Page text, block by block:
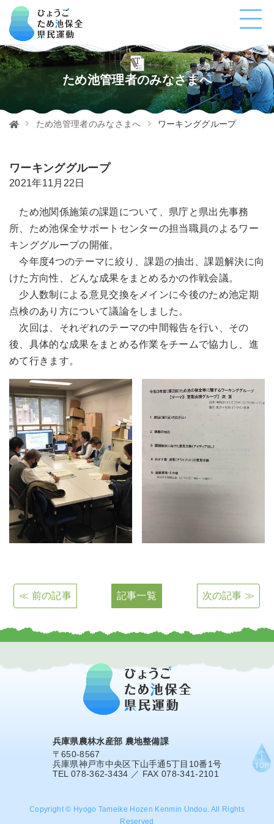
ため池管理者のみなさまへ
ため池管理者のみなさまへ ワーキンググループ
ワーキンググループ
2021年11月22日
ため池関係施策の課題について、県庁と県出先事務
所、ため池保全サポートセンターの担当職員のよるワー
キンググループの開催。
今年度4つのテーマに絞り、課題の抽出、課題解決に向
けた方向性、どんな成果をまとめるかの作戦会議。
少人数制による意見交換をメインに今後のため池定期
点検のあり方について議論をしました。
次回は、それぞれのテーマの中間報告を行い、その
後、具体的な成果をまとめる作業をチームで協力し、進
めて行きます。
≪ 前の記事 記事一覧 次の記事 ≫
兵庫県農林水産部 農地整備課
〒650-8567
兵庫県神戸市中央区下山手通5丁目10番1号
TEL 078-362-3434 ／ FAX 078-341-2101
Copyright © Hyogo Tameike Hozen Kenmin Undou. All Rights
Reserved